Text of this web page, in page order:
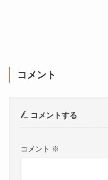
コメント
コメントする
コメント ※